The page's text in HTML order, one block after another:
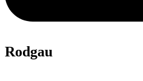
Rodgau